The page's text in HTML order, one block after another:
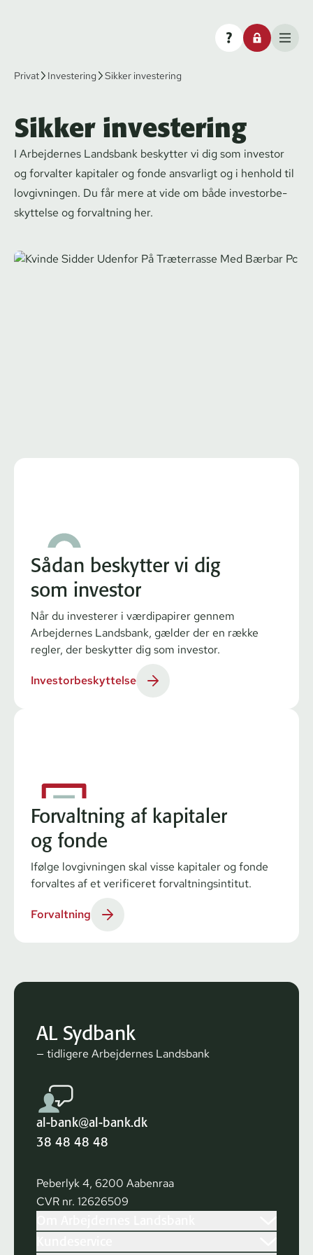
Privat Investering Sikker investering
Sikker investering
I Arbejdernes Landsbank beskytter vi dig som investor
og forvalter kapitaler og fonde ansvarligt og i henhold til
lovgivningen. Du får mere at vide om både in­ve­stor­be­
skyt­tel­se og forvaltning her.
Sådan beskytter vi dig
som investor
Når du investerer i værdipapirer gennem
Arbejdernes Landsbank, gælder der en række
regler, der beskytter dig som investor.
Investorbeskyttelse
Forvaltning af kapitaler
og fonde
Ifølge lovgivningen skal visse kapitaler og fonde
forvaltes af et verificeret forvaltningsintitut.
Forvaltning
AL Sydbank
— tidligere Arbejdernes Landsbank
al-bank@al-bank.dk
38 48 48 48
Peberlyk 4, 6200 Aabenraa
CVR nr. 12626509